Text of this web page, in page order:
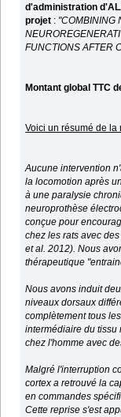
d'administration
projet : "COMBINING
FUNCTIONS AFTER
Montant global TTC
Voici un résumé de la
Aucune intervention
la locomotion après
à une paralysie
neuroprothèse
conçue pour
chez les rats avec
et al. 2012). Nous
thérapeutique
Nous avons induit
niveaux dorsaux
complètement tous
intermédiaire du tissu
chez l'homme avec
Malgré l'interruption
cortex a retrouvé la
en commandes
Cette reprise s'est